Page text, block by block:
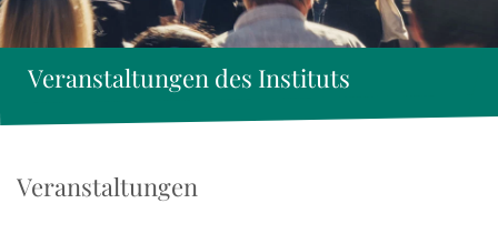
Veranstaltungen des Instituts
Veranstaltungen